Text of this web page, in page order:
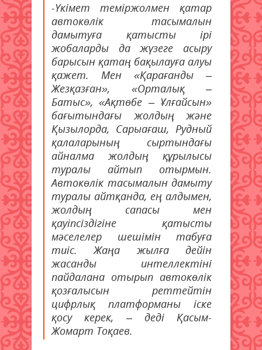
-Үкімет теміржолмен қатар
автокөлік тасымалын
дамытуға қатысты ірі
жобаларды да жүзеге асыру
барысын қатаң бақылауға алуы
қажет. Мен «Қарағанды –
Жезқазған», «Орталық –
Батыс», «Ақтөбе – Ұлғайсын»
бағытындағы жолдың және
Қызылорда, Сарыағаш, Рудный
қалаларының сыртындағы
айналма жолдың құрылысы
туралы айтып отырмын.
Автокөлік тасымалын дамыту
туралы айтқанда, ең алдымен,
жолдың сапасы мен
қауіпсіздігіне қатысты
мәселелер шешімін табуға
тиіс. Жаңа жылға дейін
жасанды интеллектіні
пайдалана отырып автокөлік
қозғалысын реттейтін
цифрлық платформаны іске
қосу керек, – деді Қасым-
Жомарт Тоқаев.